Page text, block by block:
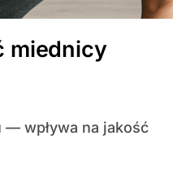
miednicy